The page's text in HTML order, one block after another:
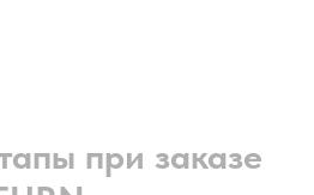
при заказе